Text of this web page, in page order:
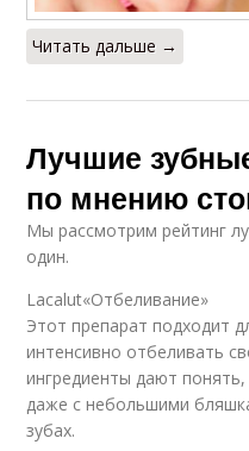
Читать дальше →
Лучшие
по мнению
Мы рассмотрим рейтинг
один.
Lacalut«Отбеливание»
Этот препарат подходит
интенсивно отбеливать
ингредиенты дают
даже с небольшими
зубах.